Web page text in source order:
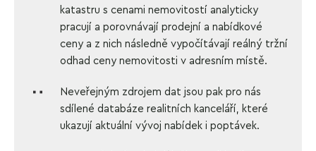
katastru s cenami nemovitostí analyticky
pracují a porovnávají prodejní a nabídkové
ceny a z nich následně vypočítávají reálný tržní
odhad ceny nemovitosti v adresním místě.
Neveřejným zdrojem dat jsou pak pro nás
sdílené databáze realitních kanceláří, které
ukazují aktuální vývoj nabídek i poptávek.